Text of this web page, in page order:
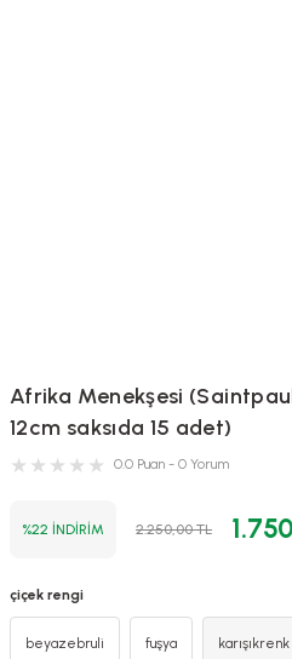
Afrika Menekşesi
12cm saksıda 15 adet)
0.0 Puan - 0 Yorum
%22 İNDİRİM 2.250,00 TL
çiçek rengi
beyazebruli fuşya karışıkrenk